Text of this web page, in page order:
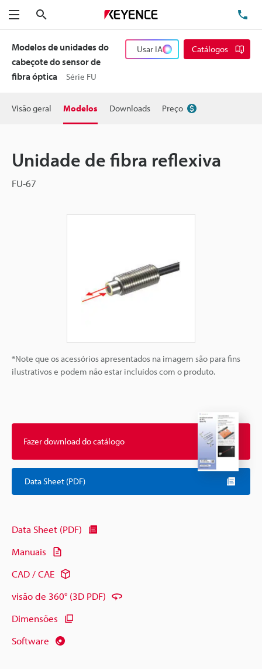
Menu
Modelos de unidades do
cabeçote do sensor de
fibra óptica
Série FU
Usar IA Catálogos
Visão geral Modelos Downloads Preço
Unidade de fibra reflexiva
FU-67
*Note que os acessórios apresentados na imagem são para fins
ilustrativos e podem não estar incluídos com o produto.
Fazer download do catálogo
Data Sheet (PDF)
Data Sheet (PDF)
Manuais
CAD / CAE
visão de 360° (3D PDF)
Dimensões
Software